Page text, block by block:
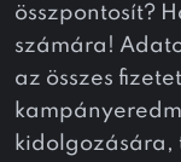
összpontosít?
számára!
az összes
kidolgozására,